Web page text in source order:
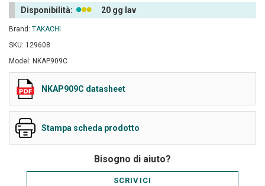
Disponibilità: 20 gg lav
Brand: TAKACHI
SKU: 129608
Model: NKAP909C
NKAP909C datasheet
Stampa scheda prodotto
Bisogno di aiuto?
SCRIVICI